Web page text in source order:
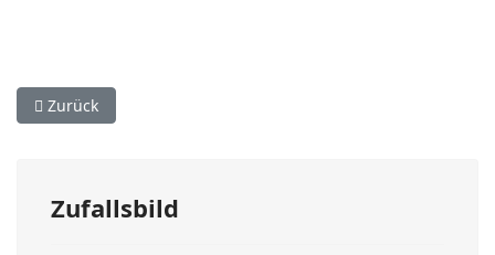
Vorheriger Beitrag: F-Jugend
Zurück
Zufallsbild